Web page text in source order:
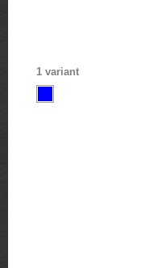
1 variant